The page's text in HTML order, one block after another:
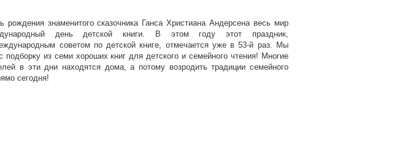
рождения знаменитого сказочника Ганса Христиана Андерсена весь мир
день детской книги. В этом году этот праздник,
советом по детской книге, отмечается уже в 53-й раз. Мы
подборку из семи хороших книг для детского и семейного чтения! Многие
в эти дни находятся дома, а потому возродить традиции семейного
сегодня!